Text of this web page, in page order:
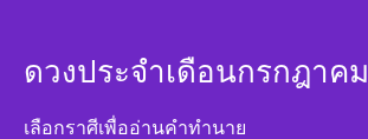
ดวงประจำเดือนกรกฎาคม
เลือกราศีเพื่ออ่านคำทำนาย